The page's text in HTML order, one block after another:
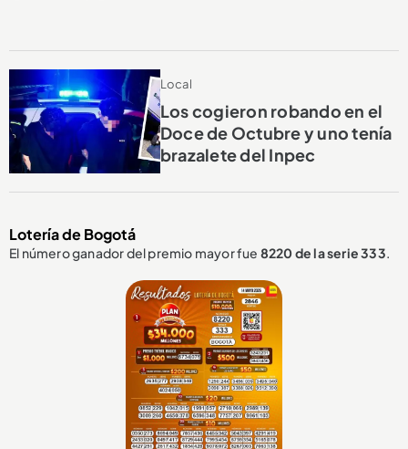
Local
Los cogieron robando en el
Doce de Octubre y uno tenía
brazalete del Inpec
Lotería de Bogotá
El número ganador del premio mayor fue 8220 de la serie 333.